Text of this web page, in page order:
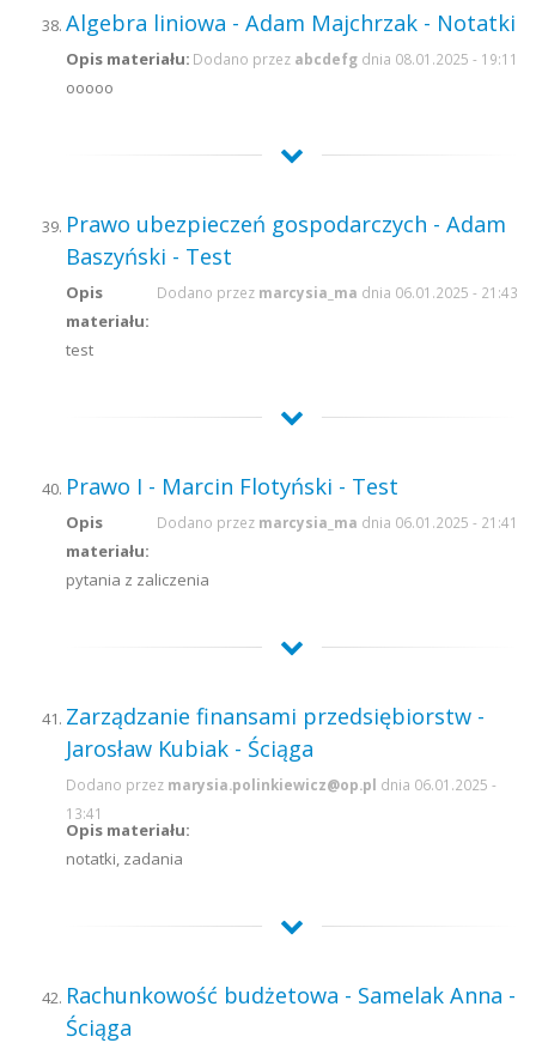
Algebra liniowa - Adam Majchrzak - Notatki
Dodano przez abcdefg dnia 08.01.2025 - 19:11
Opis materiału:
ooooo
Prawo ubezpieczeń gospodarczych - Adam
Baszyński - Test
Dodano przez marcysia_ma dnia 06.01.2025 - 21:43
Opis
materiału:
test
Prawo I - Marcin Flotyński - Test
Dodano przez marcysia_ma dnia 06.01.2025 - 21:41
Opis
materiału:
pytania z zaliczenia
Zarządzanie finansami przedsiębiorstw -
Jarosław Kubiak - Ściąga
Dodano przez marysia.polinkiewicz@op.pl dnia 06.01.2025 -
13:41
Opis materiału:
notatki, zadania
Rachunkowość budżetowa - Samelak Anna -
Ściąga